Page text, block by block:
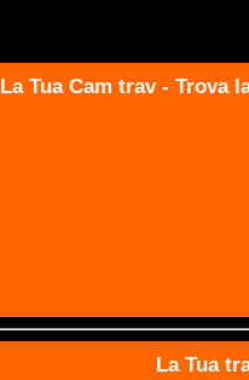
La Tua Cam trav - Trova
La Tua